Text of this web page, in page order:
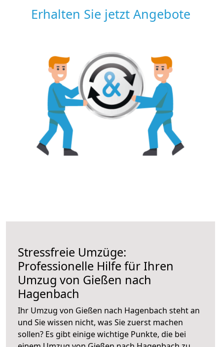
Erhalten Sie jetzt Angebote
Stressfreie Umzüge:
Professionelle Hilfe für Ihren
Umzug von Gießen nach
Hagenbach
Ihr Umzug von Gießen nach Hagenbach steht an
und Sie wissen nicht, was Sie zuerst machen
sollen? Es gibt einige wichtige Punkte, die bei